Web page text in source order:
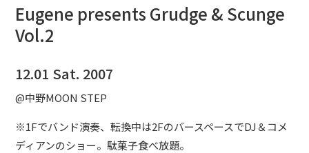
Eugene presents Grudge & Scunge
Vol.2
12.01 Sat. 2007
@中野MOON STEP
※1Fでバンド演奏、転換中は2FのバースペースでDJ＆コメ
ディアンのショー。駄菓子食べ放題。